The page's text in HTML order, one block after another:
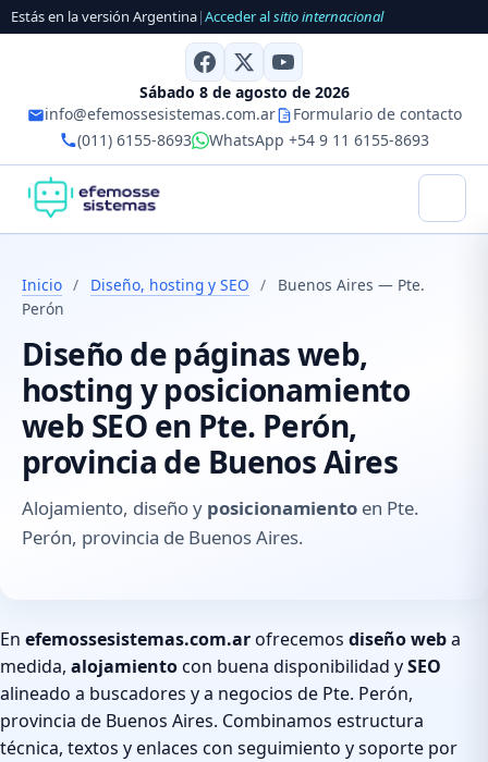
Estás en la versión Argentina|Acceder alsitio internacional
Sábado 8 de agosto de 2026
info@efemossesistemas.com.ar
Formulario de contacto
(011) 6155-8693
WhatsApp +54 9 11 6155-8693
Inicio / Diseño, hosting y SEO /
Buenos Aires — Pte.
Perón
Diseño de páginas web,
hosting y posicionamiento
web SEO en Pte. Perón,
provincia de Buenos Aires
Alojamiento, diseño y posicionamiento en Pte.
Perón, provincia de Buenos Aires.
En efemossesistemas.com.arofrecemos diseño weba
medida, alojamientocon buena disponibilidad ySEO
alineado a buscadores y a negocios de Pte. Perón,
provincia de Buenos Aires. Combinamos estructura
técnica, textos y enlaces con seguimiento y soporte por